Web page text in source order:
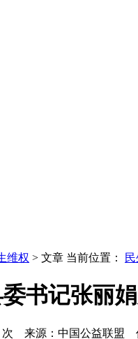
维权 > 文章 当前位置：
书记张丽
次 来源：中国公益联盟